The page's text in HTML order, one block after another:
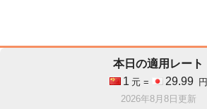
本日の適用レート
1 元 = 29.99
円
2026年8月8日更新